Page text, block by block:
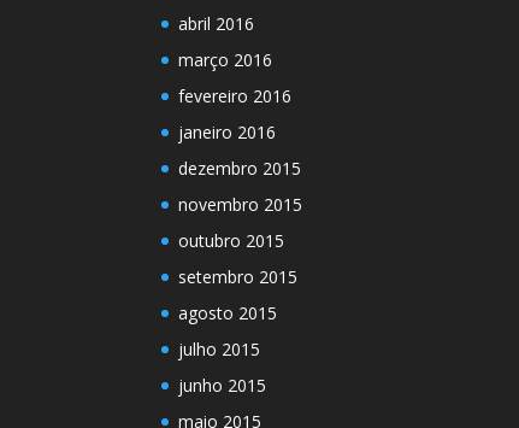
abril 2016
março 2016
fevereiro 2016
janeiro 2016
dezembro 2015
novembro 2015
outubro 2015
setembro 2015
agosto 2015
julho 2015
junho 2015
maio 2015